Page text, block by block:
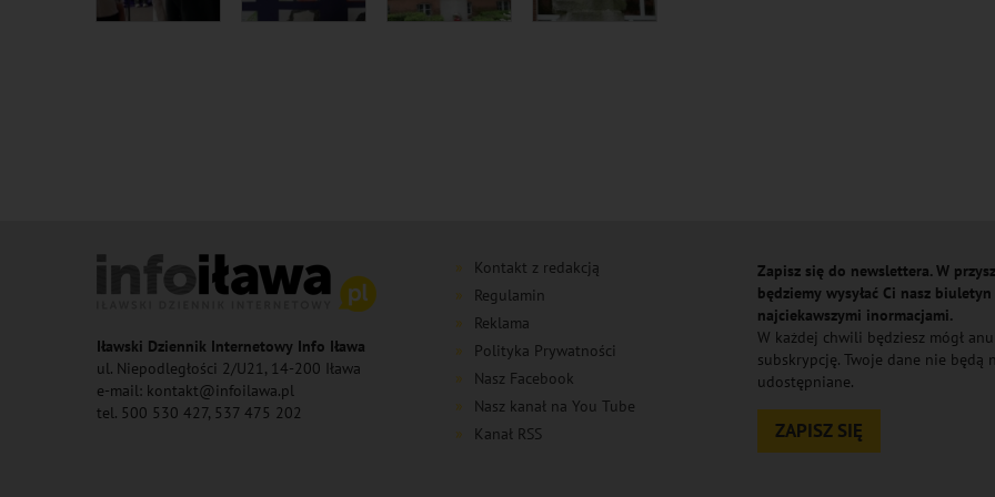
Iławski Dziennik Internetowy Info Iława
ul. Niepodległości 2/U21, 14-200 Iława
e-mail: kontakt@infoilawa.pl
tel. 500 530 427, 537 475 202
Kontakt z redakcją
Regulamin
Reklama
Polityka Prywatności
Nasz Facebook
Nasz kanał na You Tube
Kanał RSS
Zapisz się do newslettera. W
będziemy wysyłać Ci nasz biuletyn
najciekawszymi inormacjami.
W każdej chwili będziesz mógł
subskrypcję. Twoje dane nie będą
udostępniane.
ZAPISZ SIĘ